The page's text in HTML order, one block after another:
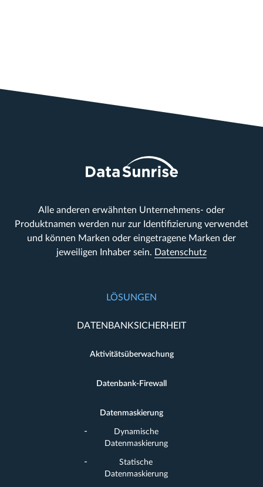
Alle anderen erwähnten Unternehmens- oder
Produktnamen werden nur zur Identifizierung verwendet
und können Marken oder eingetragene Marken der
jeweiligen Inhaber sein. Datenschutz
LÖSUNGEN
DATENBANKSICHERHEIT
Aktivitätsüberwachung
Datenbank-Firewall
Datenmaskierung
Dynamische
Datenmaskierung
Statische
Datenmaskierung